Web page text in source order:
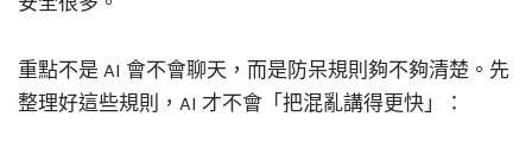
重點不是 AI 會不會聊天，而是防呆規則夠不夠清楚。先
整理好這些規則，AI 才不會「把混亂講得更快」：